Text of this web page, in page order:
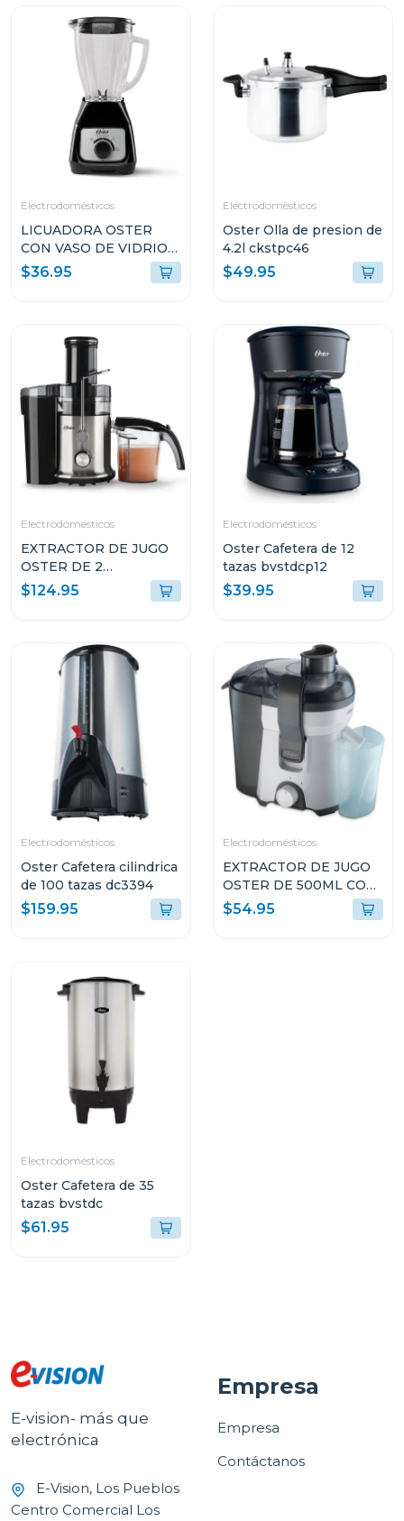
Electrodomésticos
LICUADORA OSTER
CON VASO DE VIDRIO
DE 1.5L Y CONTROL DE
PERILLA BLSTKAGBRD
$36.95
Electrodomésticos
Oster Olla de presion de
4.2l ckstpc46
$49.95
Electrodomésticos
EXTRACTOR DE JUGO
OSTER DE 2
VELOCIDADES
FPSTJE320S
$124.95
Electrodomésticos
Oster Cafetera de 12
tazas bvstdcp12
$39.95
Electrodomésticos
Oster Cafetera cilindrica
de 100 tazas dc3394
$159.95
Electrodomésticos
EXTRACTOR DE JUGO
OSTER DE 500ML CON
FILTRO DE ACERO
FPSTJE316W
$54.95
Electrodomésticos
Oster Cafetera de 35
tazas bvstdc
$61.95
E-vision- más que
electrónica
E-Vision, Los Pueblos
Centro Comercial Los
Empresa
Empresa
Contáctanos